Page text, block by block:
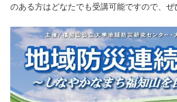
のある方はどなたでも受講可能ですので、ぜ